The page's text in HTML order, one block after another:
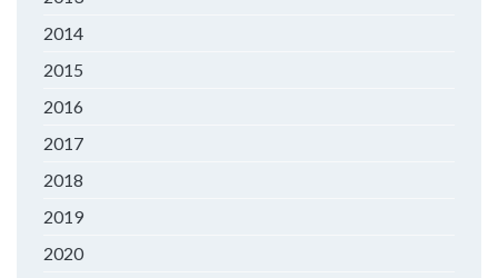
2014
2015
2016
2017
2018
2019
2020